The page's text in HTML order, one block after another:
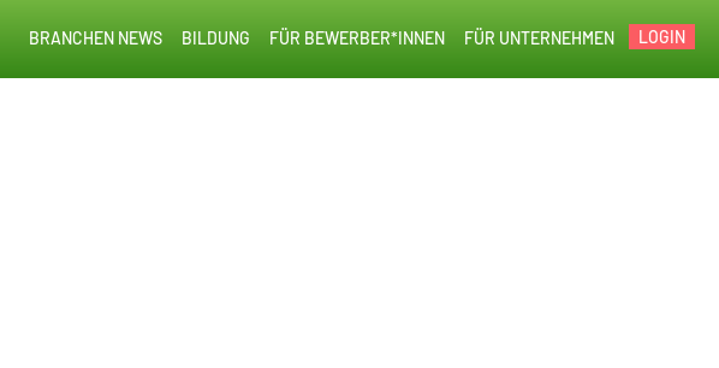
LOGIN
FÜR UNTERNEHMEN
FÜR BEWERBER*INNEN
BILDUNG
BRANCHEN NEWS